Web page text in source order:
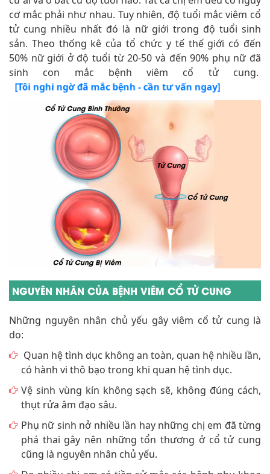
cơ mắc phải như nhau. Tuy nhiên, độ tuổi mắc viêm cổ
tử cung nhiều nhất đó là nữ giới trong độ tuổi sinh
sản. Theo thống kê của tổ chức y tế thế giới có đến
50% nữ giới ở độ tuổi từ 20-50 và đến 90% phụ nữ đã
sinh con mắc bệnh viêm cổ tử cung.
[Tôi nghi ngờ đã mắc bệnh - cần tư vấn ngay]
NGUYÊN NHÂN CỦA BỆNH VIÊM CỔ TỬ CUNG
Những nguyên nhân chủ yếu gây viêm cổ tử cung là
do:
Quan hệ tình dục không an toàn, quan hệ nhiều lần,
có hành vi thô bạo trong khi quan hệ tình dục.
Vệ sinh vùng kín không sạch sẽ, không đúng cách,
thụt rửa âm đạo sâu.
Phụ nữ sinh nở nhiều lần hay những chị em đã từng
phá thai gây nên những tổn thương ở cổ tử cung
cũng là nguyên nhân chủ yếu.